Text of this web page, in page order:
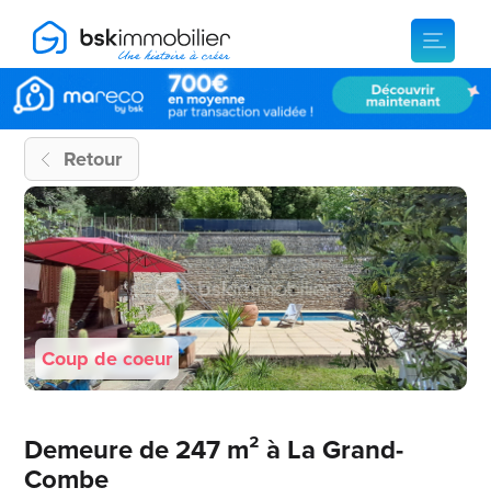
Retour
Coup de coeur
Demeure de 247 m² à La Grand-
Combe